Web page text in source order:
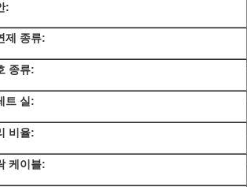
:
제 종류:
종류:
트 실:
비율:
케이블: